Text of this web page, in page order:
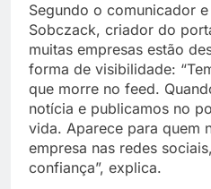
Segundo o comunicador
Sobczack, criador do
muitas empresas estão
forma de visibilidade:
que morre no feed.
notícia e publicamos no
vida. Aparece para quem
empresa nas redes
confiança”, explica.